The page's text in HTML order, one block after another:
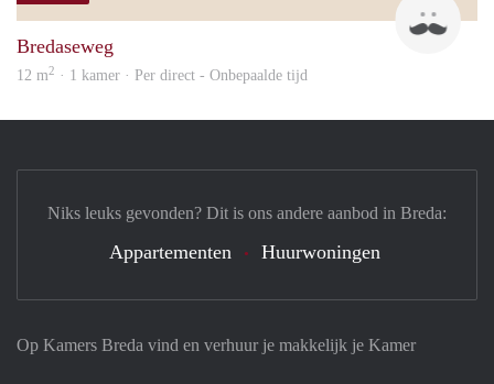
Bredaseweg
12 m2 · 1 kamer · Per direct - Onbepaalde tijd
Op Kamers Breda vind en verhuur je makkelijk je Kamer
Niks leuks gevonden? Dit is ons andere aanbod in Breda:
Appartementen Huurwoningen